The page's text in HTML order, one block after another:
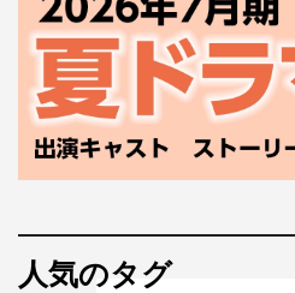
人気のタグ